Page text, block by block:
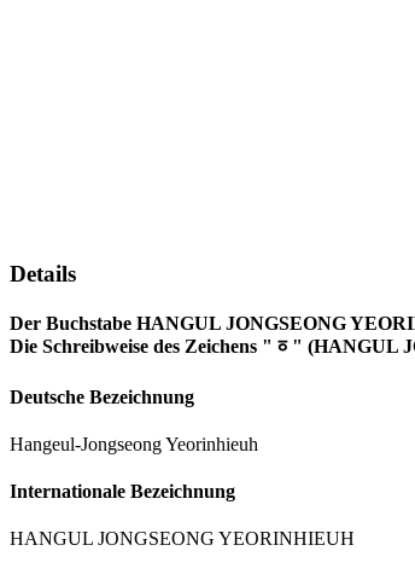
Details
Der Buchstabe HANGUL JONGSEONG
Die Schreibweise des Zeichens "ᇹ" (HANGUL
Deutsche Bezeichnung
Hangeul-Jongseong Yeorinhieuh
Internationale Bezeichnung
HANGUL JONGSEONG YEORINHIEUH